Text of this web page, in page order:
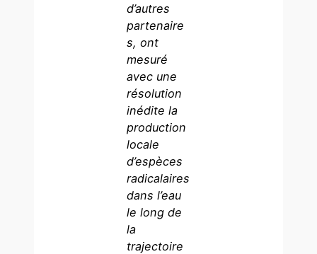
d’autres
partenaire
s, ont
mesuré
avec une
résolution
inédite la
production
locale
d’espèces
radicalaires
dans l’eau
le long de
la
trajectoire